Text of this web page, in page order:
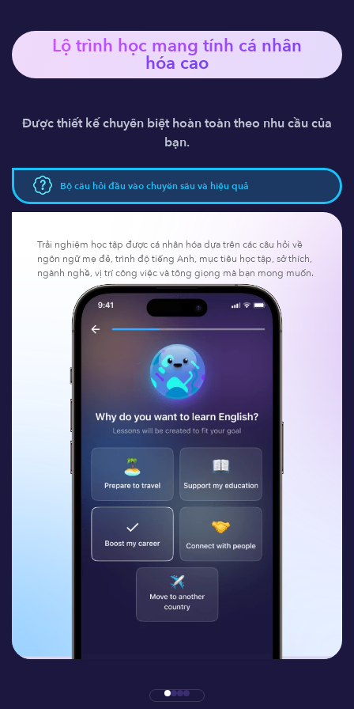
Lộ trình học mang tính cá nhân
hóa cao
Được thiết kế chuyên biệt hoàn toàn theo nhu cầu của
bạn.
Bộ câu hỏi đầu vào chuyên sâu và hiệu quả
Trải nghiệm học tập được cá nhân hóa dựa trên các câu hỏi về
ngôn ngữ mẹ đẻ, trình độ tiếng Anh, mục tiêu học tập, sở thích,
ngành nghề, vị trí công việc và tông giọng mà bạn mong muốn.